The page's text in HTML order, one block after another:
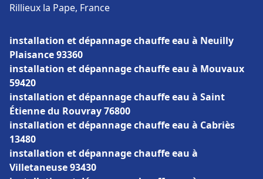
Rillieux la Pape, France
installation et dépannage chauffe eau à Neuilly
Plaisance 93360
installation et dépannage chauffe eau à Mouvaux
59420
installation et dépannage chauffe eau à Saint
Étienne du Rouvray 76800
installation et dépannage chauffe eau à Cabriès
13480
installation et dépannage chauffe eau à
Villetaneuse 93430